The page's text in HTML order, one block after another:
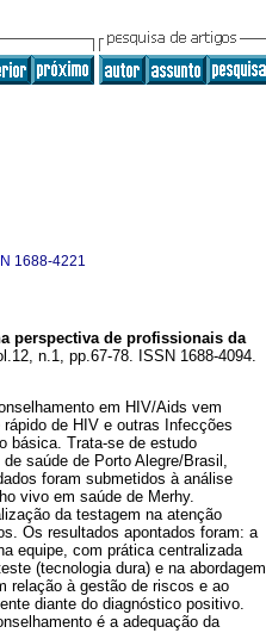
1688-4221
perspectiva de profissionais da
n.1, pp.67-78. ISSN 1688-4094.
em HIV/Aids vem
de HIV e outras Infecções
básica. Trata-se de estudo
saúde de Porto Alegre/Brasil,
foram submetidos à análise
vivo em saúde de Merhy.
da testagem na atenção
Os resultados apontados foram: a
equipe, com prática centralizada
(tecnologia dura) e na abordagem
relação à gestão de riscos e ao
diante do diagnóstico positivo.
é a adequação da